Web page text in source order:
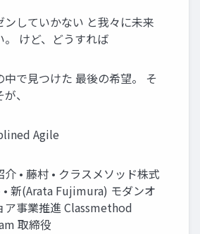
ンしていかない と我々に未来
。 けど、どうすれば
中で見つけた 最後の希望。 そ
、
Agile
介 • 藤村 • クラスメソッド株式
• 新(Arata Fujimura) モダンオ
ア事業推進 Classmethod
取締役